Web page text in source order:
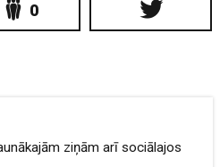
0
ziņām arī sociālajos